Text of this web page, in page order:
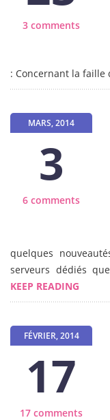
3 comments
: Concernant la faille
MARS, 2014
3
6 comments
quelques
serveurs dédiés
KEEP READING
FÉVRIER, 2014
17
17 comments